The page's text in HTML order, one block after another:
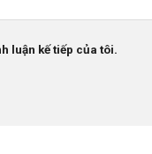
luận kế tiếp của tôi.